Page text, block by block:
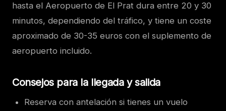
hasta el Aeropuerto de El Prat dura entre 20 y 30
minutos, dependiendo del tráfico, y tiene un coste
aproximado de 30-35 euros con el suplemento de
aeropuerto incluido.
Consejos para la llegada y salida
Reserva con antelación si tienes un vuelo